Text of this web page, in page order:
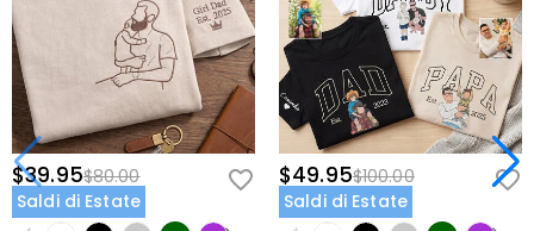
$39.95$80.00
Saldi di Estate
$49.95$100.00
Saldi di Estate